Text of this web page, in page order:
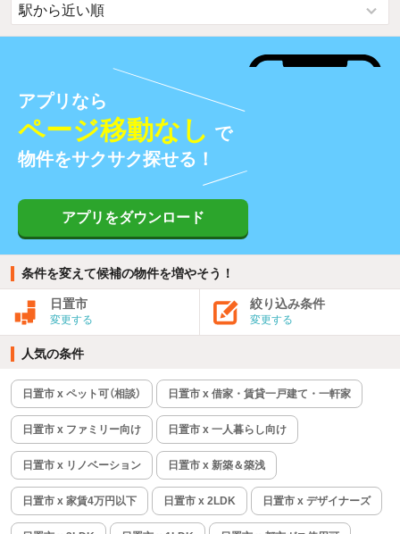
アプリなら
ページ移動なし で
物件をサクサク探せる！
アプリをダウンロード
条件を変えて候補の物件を増やそう！
日置市
変更する
絞り込み条件
変更する
人気の条件
日置市 x ペット可（相談） 日置市 x 借家・賃貸一戸建て・一軒家
日置市 x ファミリー向け 日置市 x 一人暮らし向け
日置市 x リノベーション 日置市 x 新築＆築浅
日置市 x 家賃4万円以下 日置市 x 2LDK 日置市 x デザイナーズ